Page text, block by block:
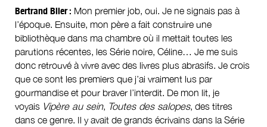
Bertrand Blier : Mon premier job, oui. Je ne signais pas à
l’époque. Ensuite, mon père a fait construire une
bibliothèque dans ma chambre où il mettait toutes les
parutions récentes, les Série noire, Céline… Je me suis
donc retrouvé à vivre avec des livres plus abrasifs. Je crois
que ce sont les premiers que j’ai vraiment lus par
gourmandise et pour braver l’interdit. De mon lit, je
voyais Vipère au sein, Toutes des salopes, des titres
dans ce genre. Il y avait de grands écrivains dans la Série